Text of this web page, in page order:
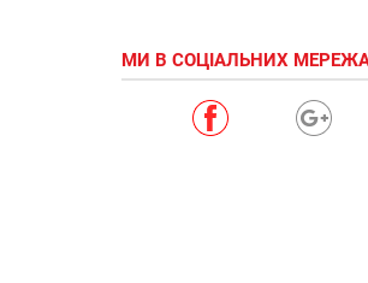
МИ В СОЦІАЛЬНИХ